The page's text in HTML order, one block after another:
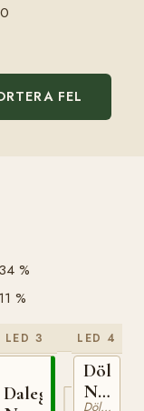
FEL
%
%
LED 3
Dalegudbrand
LED 4
N
Dölehäst